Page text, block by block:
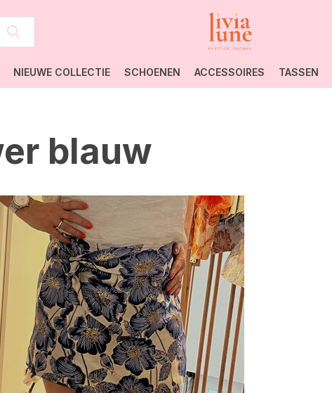
NIEUWE COLLECTIE SCHOENEN ACCESSOIRES TASSEN
blauw